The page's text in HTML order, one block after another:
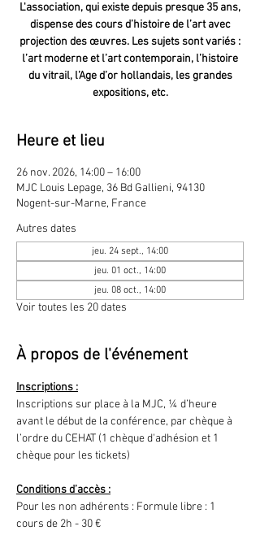
L'association, qui existe depuis presque 35 ans,
dispense des cours d’histoire de l’art avec
projection des œuvres. Les sujets sont variés :
l’art moderne et l’art contemporain, l’histoire
du vitrail, l’Age d’or hollandais, les grandes
expositions, etc.
Heure et lieu
26 nov. 2026, 14:00 – 16:00
MJC Louis Lepage, 36 Bd Gallieni, 94130
Nogent-sur-Marne, France
Autres dates
jeu. 24 sept., 14:00
jeu. 01 oct., 14:00
jeu. 08 oct., 14:00
Voir toutes les 20 dates
À propos de l'événement
Inscriptions :
Inscriptions sur place à la MJC, ¼ d’heure
avant le début de la conférence, par chèque à
l’ordre du CEHAT (1 chèque d'adhésion et 1
chèque pour les tickets)
Conditions d’accès :
Pour les non adhérents : Formule libre : 1
cours de 2h - 30 €